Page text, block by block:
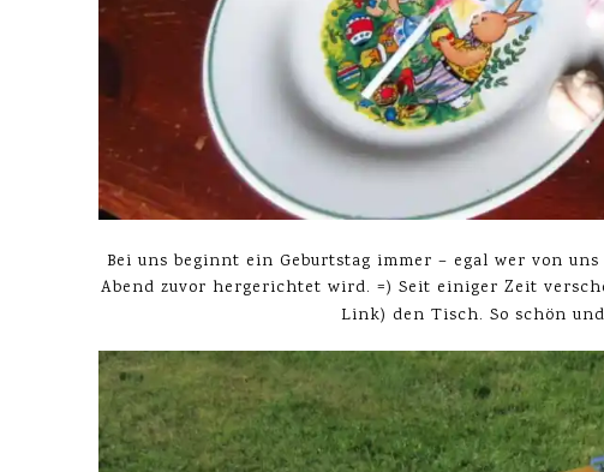
Bei uns beginnt ein Geburtstag immer – egal wer von
Abend zuvor hergerichtet wird. =) Seit einiger Zeit
Link) den Tisch. So schön